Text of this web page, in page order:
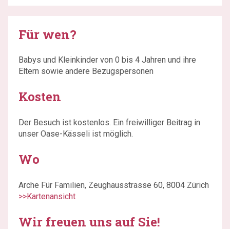
Für wen?
Babys und Kleinkinder von 0 bis 4 Jahren und ihre
Eltern sowie andere Bezugspersonen
Kosten
Der Besuch ist kostenlos. Ein freiwilliger Beitrag in
unser Oase-Kässeli ist möglich.
Wo
Arche Für Familien, Zeughausstrasse 60, 8004 Zürich
>>Kartenansicht
Wir freuen uns auf Sie!